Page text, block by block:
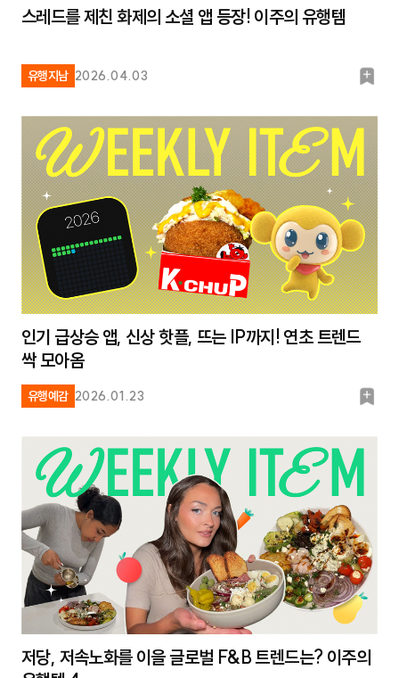
스레드를 제친 화제의 소셜 앱 등장! 이주의 유행템
유행지남 2026.04.03
북
크
인기 급상승 앱, 신상 핫플, 뜨는 IP까지! 연초 트렌드
싹 모아옴
유행예감 2026.01.23
북
크
저당, 저속노화를 이을 글로벌 F&B 트렌드는? 이주의